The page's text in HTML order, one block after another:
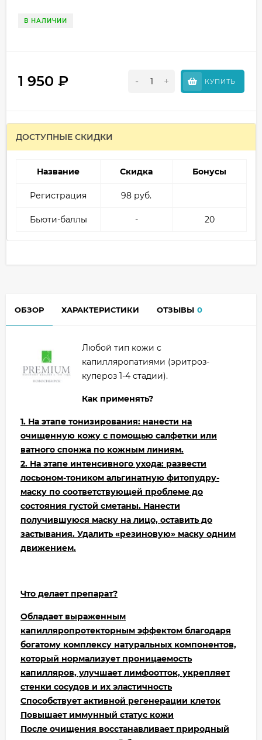
В НАЛИЧИИ
1 950 ₽ - + КУПИТЬ
ДОСТУПНЫЕ СКИДКИ
Название Скидка Бонусы
Регистрация 98 руб.
Бьюти-баллы - 20
ОБЗОР ХАРАКТЕРИСТИКИ ОТЗЫВЫ 0
Любой тип кожи с
капилляропатиями (эритроз-
купероз 1-4 стадии).
Как применять?
1. На этапе тонизирования: нанести на
очищенную кожу с помощью салфетки или
ватного спонжа по кожным линиям.
2. На этапе интенсивного ухода: развести
лосьоном-тоником альгинатную фитопудру-
маску по соответствующей проблеме до
состояния густой сметаны. Нанести
получившуюся маску на лицо, оставить до
застывания. Удалить «резиновую» маску одним
движением.
Что делает препарат?
Обладает выраженным
капилляропротекторным эффектом благодаря
богатому комплексу натуральных компонентов,
который нормализует проницаемость
капилляров, улучшает лимфоотток, укрепляет
стенки сосудов и их эластичность
Способствует активной регенерации клеток
Повышает иммунный статус кожи
После очищения восстанавливает природный